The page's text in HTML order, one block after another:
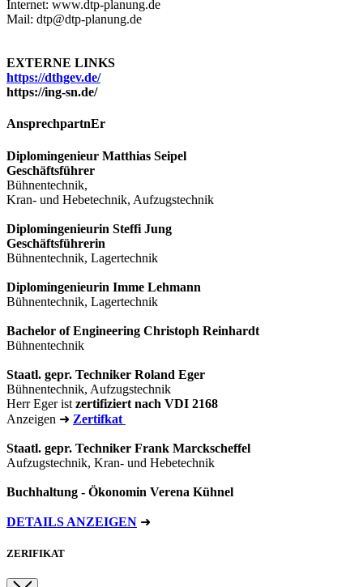
Internet: www.dtp-planung.de
Mail: dtp@dtp-planung.de
EXTERNE LINKS
https://dthgev.de/
https://ing-sn.de/
AnsprechpartnEr
Diplomingenieur Matthias Seipel
Geschäftsführer
Bühnentechnik,
Kran- und Hebetechnik, Aufzugstechnik
Diplomingenieurin Steffi Jung
Geschäftsführerin
Bühnentechnik, Lagertechnik
Diplomingenieurin Imme Lehmann
Bühnentechnik, Lagertechnik
Bachelor of Engineering Christoph Reinhardt
Bühnentechnik
Staatl. gepr. Techniker Roland Eger
Bühnentechnik, Aufzugstechnik
Herr Eger ist zertifiziert nach VDI 2168
Anzeigen ➜ Zertifkat
Staatl. gepr. Techniker Frank Marckscheffel
Aufzugstechnik, Kran- und Hebetechnik
Buchhaltung - Ökonomin Verena Kühnel
DETAILS ANZEIGEN ➜
ZERIFIKAT